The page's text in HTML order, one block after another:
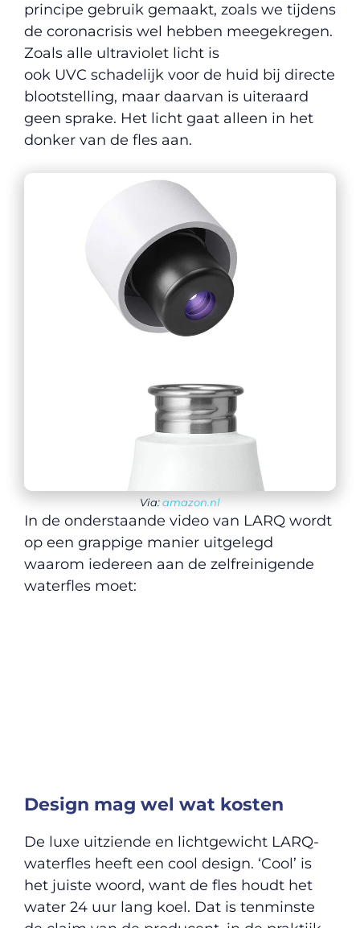
principe gebruik gemaakt, zoals we tijdens
de coronacrisis wel hebben meegekregen.
Zoals alle ultraviolet licht is
ook UVC schadelijk voor de huid bij directe
blootstelling, maar daarvan is uiteraard
geen sprake. Het licht gaat alleen in het
donker van de fles aan.
Via:amazon.nl
In de onderstaande video van LARQ wordt
op een grappige manier uitgelegd
waarom iedereen aan de zelfreinigende
waterfles moet:
Design mag wel wat kosten
De luxe uitziende en lichtgewicht LARQ-
waterfles heeft een cool design. ‘Cool’ is
het juiste woord, want de fles houdt het
water 24 uur lang koel. Dat is tenminste